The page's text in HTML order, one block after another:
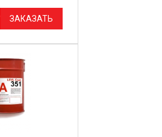
ЗАКАЗАТЬ